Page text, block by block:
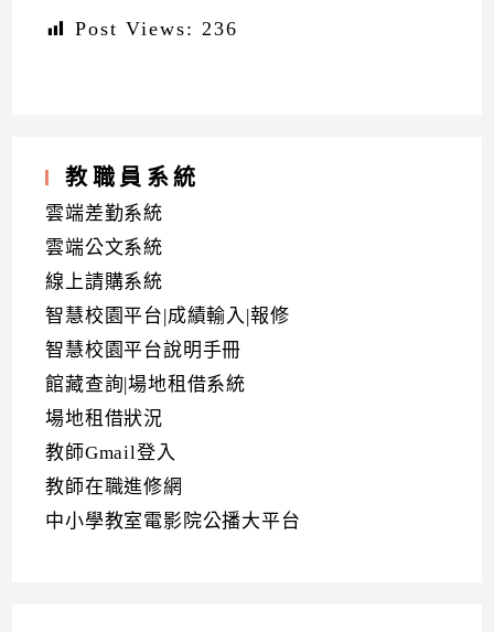
Post Views: 236
教職員系統
雲端差勤系統
雲端公文系統
線上請購系統
智慧校園平台|成績輸入|報修
智慧校園平台說明手冊
館藏查詢|場地租借系統
場地租借狀況
教師Gmail登入
教師在職進修網
中小學教室電影院公播大平台